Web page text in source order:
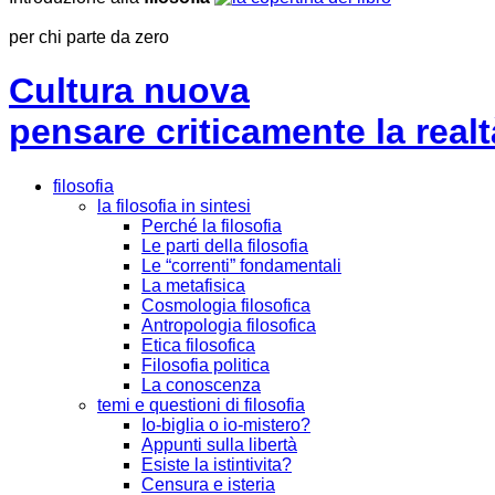
per chi parte da zero
Cultura nuova
pensare criticamente la
filosofia
la filosofia in sintesi
Perché la filosofia
Le parti della filosofia
Le “correnti” fondamentali
La metafisica
Cosmologia filosofica
Antropologia filosofica
Etica filosofica
Filosofia politica
La conoscenza
temi e questioni di filosofia
Io-biglia o io-mistero?
Appunti sulla libertà
Esiste la istintivita?
Censura e isteria